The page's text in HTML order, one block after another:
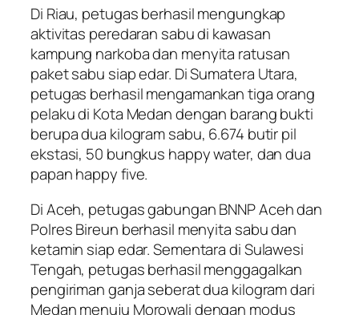
Di Riau, petugas berhasil mengungkap
aktivitas peredaran sabu di kawasan
kampung narkoba dan menyita ratusan
paket sabu siap edar. Di Sumatera Utara,
petugas berhasil mengamankan tiga orang
pelaku di Kota Medan dengan barang bukti
berupa dua kilogram sabu, 6.674 butir pil
ekstasi, 50 bungkus happy water, dan dua
papan happy five.
Di Aceh, petugas gabungan BNNP Aceh dan
Polres Bireun berhasil menyita sabu dan
ketamin siap edar. Sementara di Sulawesi
Tengah, petugas berhasil menggagalkan
pengiriman ganja seberat dua kilogram dari
Medan menuju Morowali dengan modus